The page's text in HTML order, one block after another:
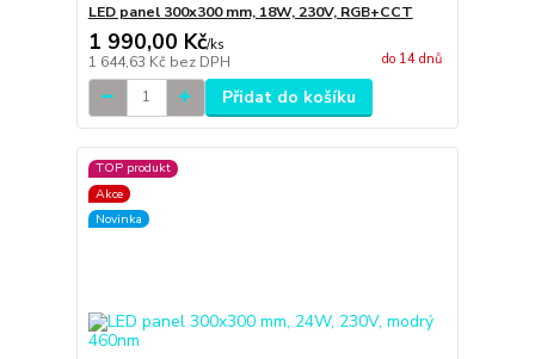
LED panel 300x300 mm, 18W, 230V, RGB+CCT
1 990,00 Kč/ks
1 644,63 Kč bez DPH do 14 dnů
Přidat do košíku
TOP produkt
Akce
Novinka